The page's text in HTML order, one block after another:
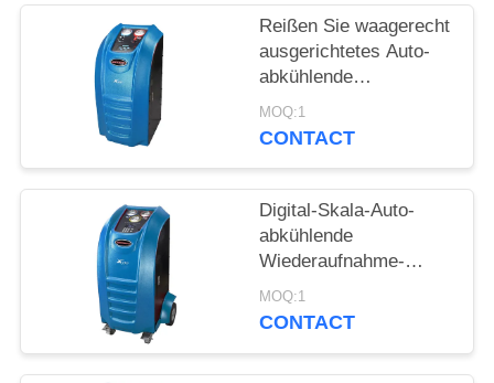
Reißen Sie waagerecht
ausgerichtetes Auto-
abkühlende
Wiederaufnahme-
Maschinen-halb
MOQ:1
CONTACT
Digital-Skala-Auto-
abkühlende
Wiederaufnahme-
Maschinen-
vollautomatische
MOQ:1
CONTACT